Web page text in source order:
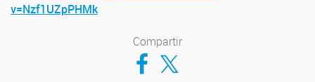
v=Nzf1UZpPHMk
Compartir
Compartir en Facebook
Compartir en Twitter